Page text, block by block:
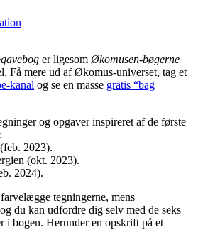
er ligesom Økomusen-bøgerne
Få mere ud af Økomus-universet, tag et
kanal og se en masse gratis “bag
og opgaver inspireret af de første
2023).
(okt. 2023).
2024).
tegningerne, mens
du kan udfordre dig selv med de seks
i bogen. Herunder en opskrift på et